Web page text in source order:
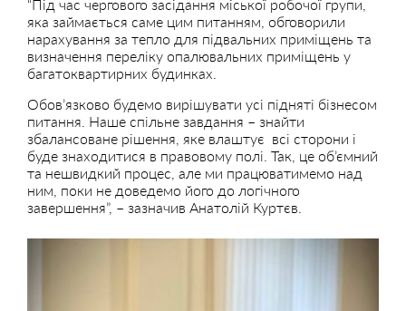
“Під час чергового засідання міської робочої групи,
яка займається саме цим питанням, обговорили
нарахування за тепло для підвальних приміщень та
визначення переліку опалювальних приміщень у
багатоквартирних будинках.
Обов’язково будемо вирішувати усі підняті бізнесом
питання. Наше спільне завдання – знайти
збалансоване рішення, яке влаштує всі сторони і
буде знаходитися в правовому полі. Так, це об’ємний
та нешвидкий процес, але ми працюватимемо над
ним, поки не доведемо його до логічного
завершення”, – зазначив Анатолій Куртєв.